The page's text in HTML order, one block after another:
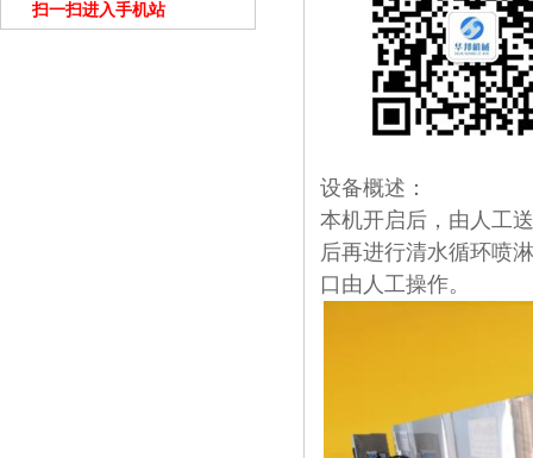
扫一扫进入手机站
设备概述：
本机开启后，由人工
后再进行清水循环喷
口由人工操作。